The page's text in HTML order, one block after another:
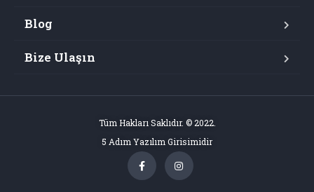
Blog
Bize Ulaşın
Tüm Hakları Saklıdır. © 2022.
5 Adım Yazılım Girisimidir